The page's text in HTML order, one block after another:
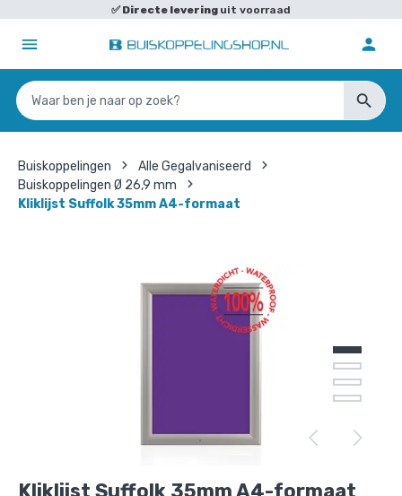
✅Directe levering uit voorraad
Buiskoppelingen
Alle Gegalvaniseerd
Buiskoppelingen Ø 26,9 mm
Kliklijst Suffolk 35mm A4-formaat
Kliklijst Suffolk 35mm A4-formaat